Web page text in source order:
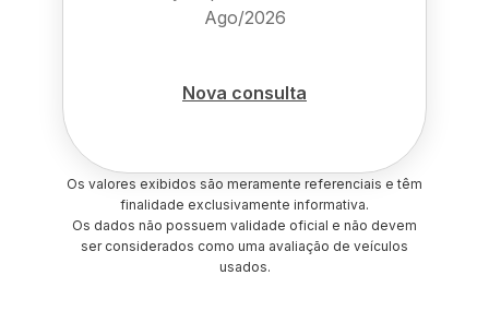
Ago/2026
Nova consulta
Os valores exibidos são meramente referenciais e têm
finalidade exclusivamente informativa.
Os dados não possuem validade oficial e não devem
ser considerados como uma avaliação de veículos
usados.